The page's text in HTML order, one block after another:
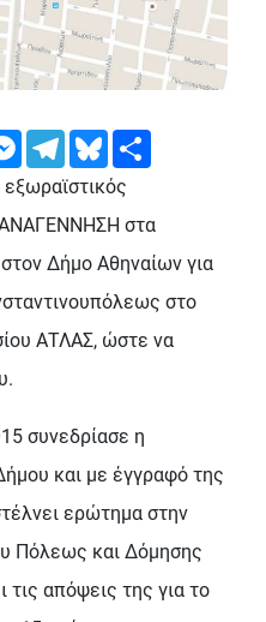
MessengerTelegramBluesky
εξωραϊστικός
ΑΝΑΓΕΝΝΗΣΗ στα
Δήμο Αθηναίων για
στο
ΑΤΛΑΣ, ώστε να
συνεδρίασε η
και με έγγραφό της
ερώτημα στην
Πόλεως και Δόμησης
τις απόψεις της για το